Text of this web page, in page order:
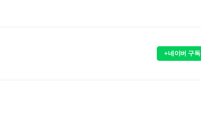
+네이버 구독